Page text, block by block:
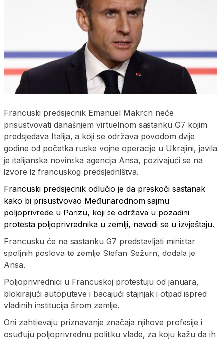
Francuski predsjednik Emanuel Makron neće
prisustvovati današnjem virtuelnom sastanku G7 kojim
predsjedava Italija, a koji se održava povodom dvije
godine od početka ruske vojne operacije u Ukrajini, javila
je italijanska novinska agencija Ansa, pozivajući se na
izvore iz francuskog predsjedništva.
Francuski predsjednik odlučio je da preskoči sastanak
kako bi prisustvovao Međunarodnom sajmu
poljoprivrede u Parizu, koji se održava u pozadini
protesta poljoprivrednika u zemlji, navodi se u izvještaju.
Francusku će na sastanku G7 predstavljati ministar
spoljnih poslova te zemlje Stefan Sežurn, dodala je
Ansa.
Poljoprivrednici u Francuskoj protestuju od januara,
blokirajući autoputeve i bacajući stajnjak i otpad ispred
vladinih institucija širom zemlje.
Oni zahtijevaju priznavanje značaja njihove profesije i
osuđuju poljoprivrednu politiku vlade, za koju kažu da ih